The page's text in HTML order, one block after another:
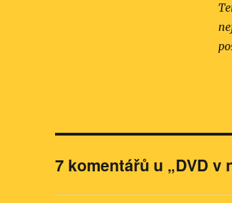
7 komentářů u „DVD v